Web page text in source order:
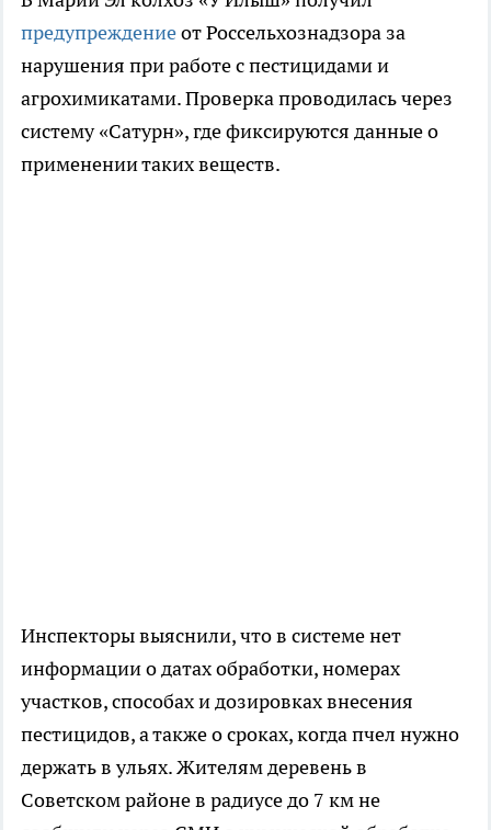
предупреждениеот Россельхознадзора за
нарушения при работе с пестицидами и
агрохимикатами. Проверка проводилась через
систему «Сатурн», где фиксируются данные о
применении таких веществ.
Инспекторы выяснили, что в системе нет
информации о датах обработки, номерах
участков, способах и дозировках внесения
пестицидов, а также о сроках, когда пчел нужно
держать в ульях. Жителям деревень в
Советском районе в радиусе до 7 км не